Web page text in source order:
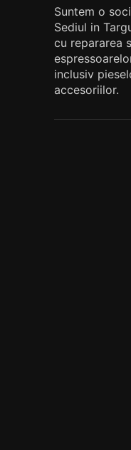
Suntem o
Sediul in
cu repararea
inclusiv
accesoriilor.